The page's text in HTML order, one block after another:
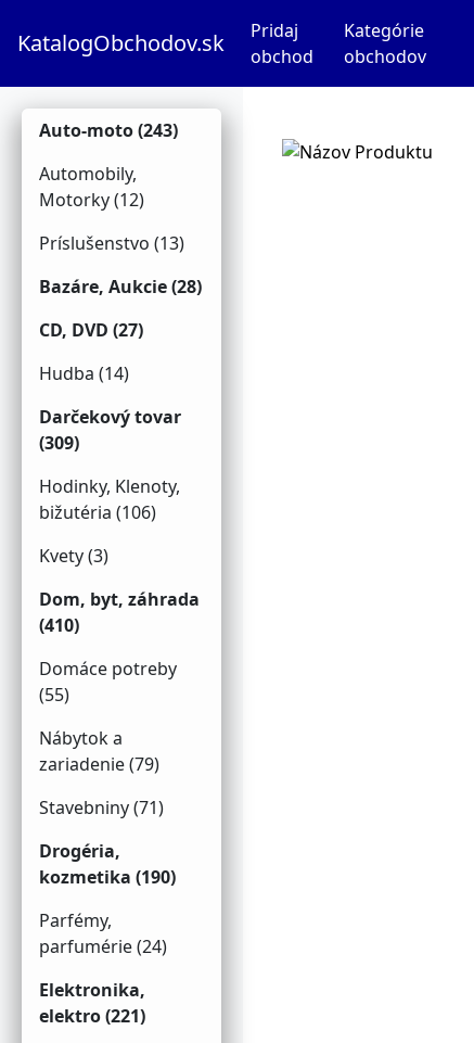
KatalogObchodov.sk
Pridaj
obchod
Kategórie
obchodov
Auto-moto (243)
Automobily,
Motorky (12)
Príslušenstvo (13)
Bazáre, Aukcie (28)
CD, DVD (27)
Hudba (14)
Darčekový tovar
(309)
Hodinky, Klenoty,
bižutéria (106)
Kvety (3)
Dom, byt, záhrada
(410)
Domáce potreby
(55)
Nábytok a
zariadenie (79)
Stavebniny (71)
Drogéria,
kozmetika (190)
Parfémy,
parfumérie (24)
Elektronika,
elektro (221)